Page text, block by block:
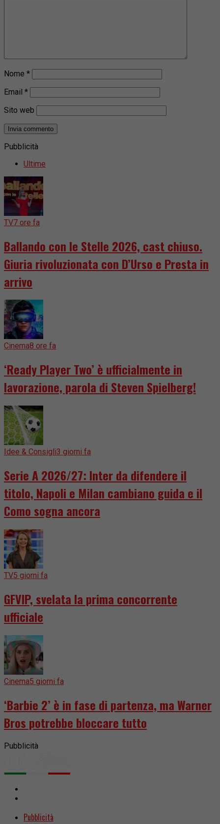
Nome *
Email *
Sito web
Pubblicità
Ultime
TV7 ore fa
Ballando con le Stelle 2026, cast chiuso.
Giuria rivoluzionata con D’Urso e Presta in
arrivo
Cinema8 ore fa
‘Ready Player Two’ è ufficialmente in
lavorazione, parola di Steven Spielberg!
Idee & Consigli3 giorni fa
Serie A 2026/27: Inter da difendere il
titolo, Napoli e Milan cambiano guida e il
Como sogna ancora
TV5 giorni fa
GFVIP, svelata la prima concorrente
ufficiale
Cinema5 giorni fa
‘Barbie 2’ è in fase di partenza, ma Warner
Bros potrebbe bloccare tutto
Pubblicità
Pubblicità